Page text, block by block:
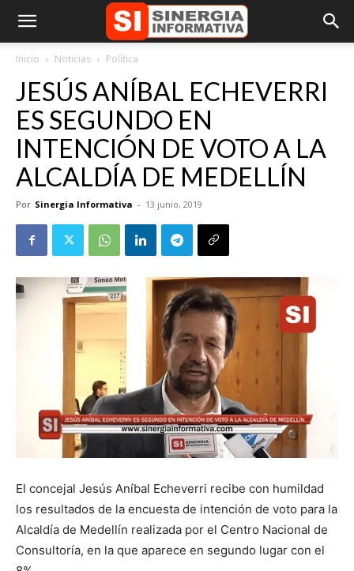
Inicio Noticias Política
JESÚS ANÍBAL ECHEVERRI
ES SEGUNDO EN
INTENCIÓN DE VOTO A LA
ALCALDÍA DE MEDELLÍN
Por Sinergia Informativa - 13 junio, 2019
El concejal Jesús Aníbal Echeverri recibe con humildad
los resultados de la encuesta de intención de voto para la
Alcaldía de Medellín realizada por el Centro Nacional de
Consultoría, en la que aparece en segundo lugar con el